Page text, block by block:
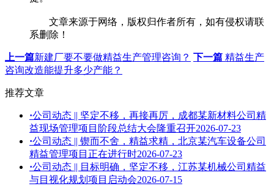
文章来源于网络，版权归作者所有，如有侵权请联
系删除！
上一篇新建厂要不要做精益生产管理咨询？ 下一篇 精益生产
咨询改造能提升多少产能？
推荐文章
·公司动态 || 坚定不移，再接再厉，成都某新材料公司精
益现场管理项目阶段总结大会隆重召开2026-07-23
·公司动态 || 锲而不舍，精益求精，北京某汽车设备公司
精益管理项目正在进行时2026-07-23
·公司动态 || 目标明确，坚定不移，江苏某机械公司精益
与目视化规划项目启动会2026-07-15